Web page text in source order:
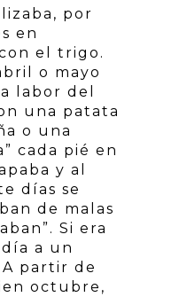
por
en
el trigo.
o mayo
labor del
una patata
o una
cada pié en
y al
días se
de malas
Si era
a un
A partir de
octubre,